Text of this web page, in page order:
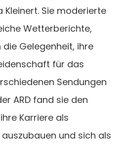
Kleinert. Sie moderierte
Wetterberichte,
Gelegenheit, ihre
für das
Sendungen
ARD fand sie den
Karriere als
und sich als